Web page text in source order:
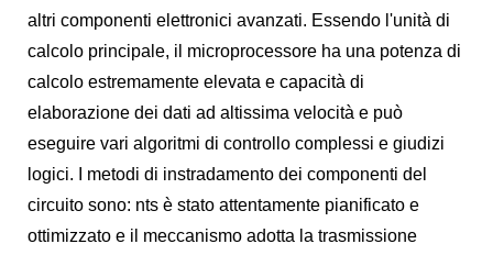
altri componenti elettronici avanzati. Essendo l'unità di
calcolo principale, il microprocessore ha una potenza di
calcolo estremamente elevata e capacità di
elaborazione dei dati ad altissima velocità e può
eseguire vari algoritmi di controllo complessi e giudizi
logici. I metodi di instradamento dei componenti del
circuito sono: nts è stato attentamente pianificato e
ottimizzato e il meccanismo adotta la trasmissione